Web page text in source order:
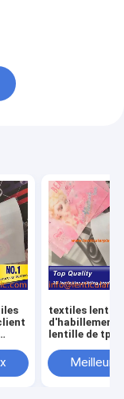
textiles
d'habillement
lentille de tpu
de mode
matérielle
Meilleur